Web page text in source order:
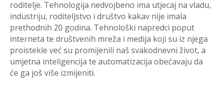
roditelje. Tehnologija nedvojbeno ima utjecaj na vladu,
industriju, roditeljstvo i društvo kakav nije imala
prethodnih 20 godina. Tehnološki napredci poput
interneta te društvenih mreža i medija koji su iz njega
proistekle već su promijenili naš svakodnevni život, a
umjetna inteligencija te automatizacija obećavaju da
će ga još više izmijeniti.